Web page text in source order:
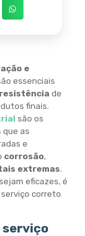
e
essenciais
resistência de
finais.
são os
as
e
corrosão,
extremas.
eficazes, é
correto
serviço